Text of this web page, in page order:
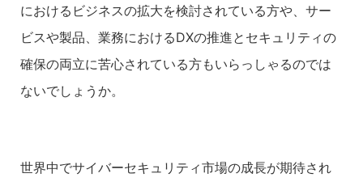
におけるビジネスの拡大を検討されている方や、サー
ビスや製品、業務におけるDXの推進とセキュリティの
確保の両立に苦心されている方もいらっしゃるのでは
ないでしょうか。
世界中でサイバーセキュリティ市場の成長が期待され